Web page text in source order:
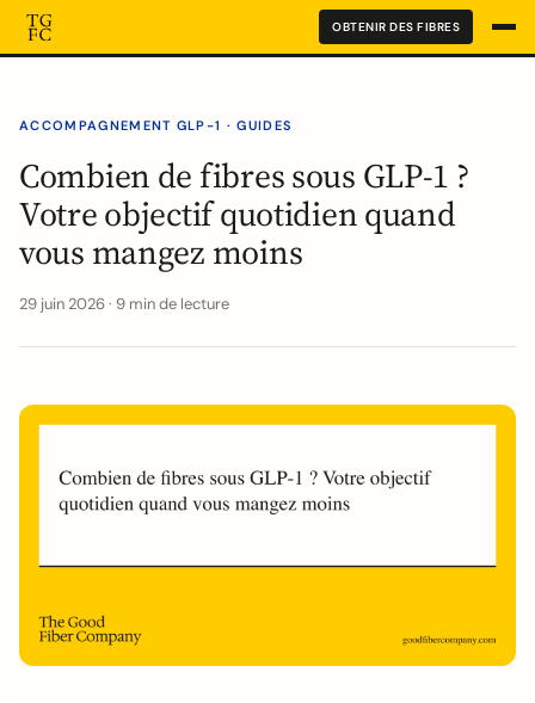
OBTENIR DES FIBRES
ACCOMPAGNEMENT GLP-1 · GUIDES
Combien de fibres sous GLP-1 ?
Votre objectif quotidien quand
vous mangez moins
29 juin 2026 · 9 min de lecture